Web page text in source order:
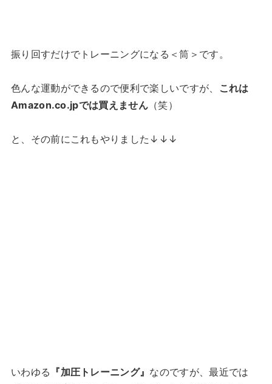
振り回すだけでトレーニングになる＜筒＞です。
色んな運動ができるので便利で楽しいですが、
これは
Amazon.co.jpでは買えません （笑）
と、その前にこれもやりました↓↓↓
いわゆる 『加圧トレーニング』 なのですが、最近では